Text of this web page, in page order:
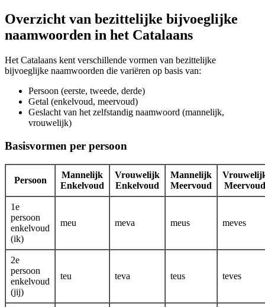
Overzicht van bezittelijke bijvoeglijke
naamwoorden in het Catalaans
Het Catalaans kent verschillende vormen van bezittelijke
bijvoeglijke naamwoorden die variëren op basis van:
Persoon (eerste, tweede, derde)
Getal (enkelvoud, meervoud)
Geslacht van het zelfstandig naamwoord (mannelijk,
vrouwelijk)
Basisvormen per persoon
Persoon
Mannelijk
Enkelvoud
Vrouwelijk
Enkelvoud
Mannelijk
Meervoud
Meervoud
1e
persoon
enkelvoud
(ik)
meu meva meus meves
2e
persoon
enkelvoud
(jij)
teu teva teus teves